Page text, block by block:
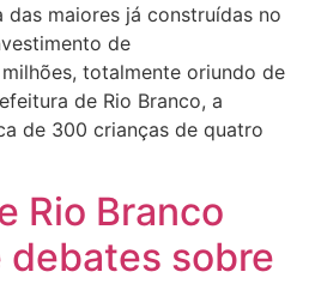
das maiores já construídas no
de
totalmente oriundo de
de Rio Branco, a
de 300 crianças de quatro
Rio Branco
sobre